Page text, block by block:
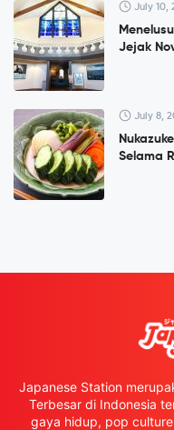
July 10,
Jejak
July 8,
Selama
Japanese Station
Terbesar di Indonesia
gaya hidup, pop